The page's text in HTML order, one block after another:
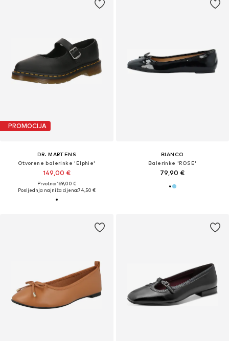
PROMOCIJA
DR. MARTENS
Otvorene balerinke 'Elphie'
149,00 €
Prvotno: 169,00 €
Posljednja najniža cijena:74,50 €
BIANCO
Balerinke 'ROSE'
79,90 €